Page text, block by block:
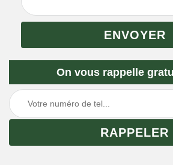
On vous rappelle